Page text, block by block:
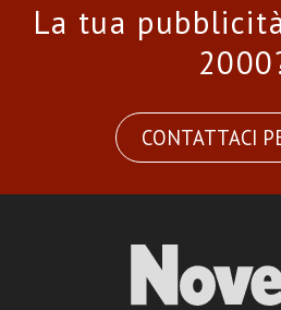
La tua
CONTATTACI